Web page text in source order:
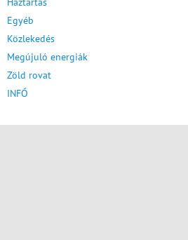
Egyéb
Közlekedés
Megújuló energiák
Zöld rovat
INFÓ